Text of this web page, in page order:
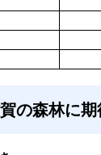
の森林に